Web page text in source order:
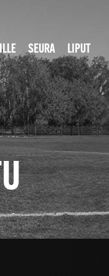
SEURA LIPUT